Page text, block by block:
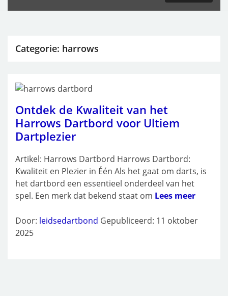
Categorie: harrows
Ontdek de Kwaliteit van het
Harrows Dartbord voor Ultiem
Dartplezier
Artikel: Harrows Dartbord Harrows Dartbord:
Kwaliteit en Plezier in Één Als het gaat om darts, is
het dartbord een essentieel onderdeel van het
spel. Een merk dat bekend staat om Lees meer
Door: leidsedartbond Gepubliceerd: 11 oktober
2025